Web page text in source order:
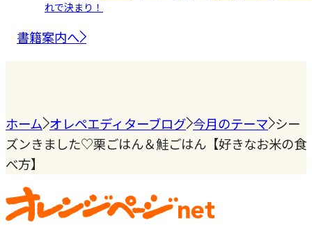
れで決まり！
書籍案内へ
ホーム オレペエディターブログ 今月のテーマ シー
ズンきました♡栗ごはん＆鮭ごはん【好きなお米の食
べ方】